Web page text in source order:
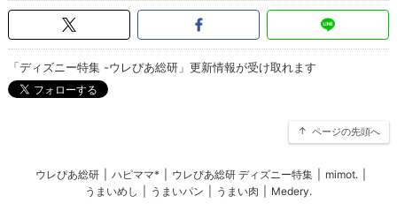
「ディズニー特集 -ウレぴあ総研」更新情報が受け取れます
ページの先頭へ
ウレぴあ総研 ハピママ* ウレぴあ総研 ディズニー特集 mimot.
うまいめし
うまいパン うまい肉 Medery.